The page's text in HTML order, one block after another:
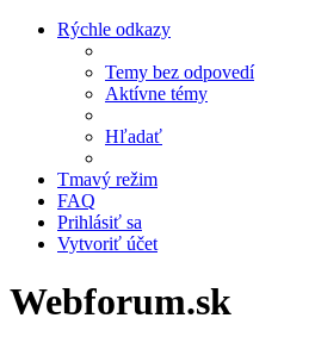
Rýchle odkazy
Temy bez odpovedí
Aktívne témy
Hľadať
Tmavý režim
FAQ
Prihlásiť sa
Vytvoriť účet
Webforum.sk